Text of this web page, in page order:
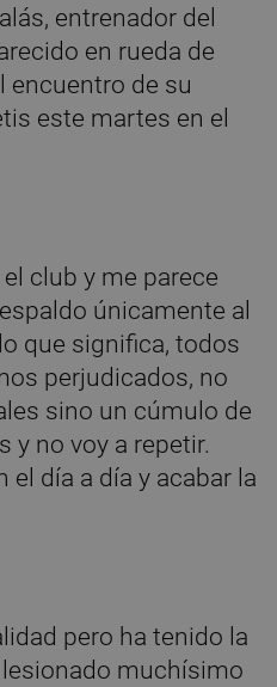
entrenador del
en rueda de
encuentro de su
este martes en el
club y me parece
únicamente al
que significa, todos
perjudicados, no
sino un cúmulo de
y no voy a repetir.
el día a día y acabar la
pero ha tenido la
muchísimo